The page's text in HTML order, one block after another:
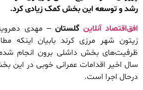
رشد و توسعه این بخش کمک زیادی کرد.
افق‌اقتصاد آنلاین گلستان – مهدی
زیتون شهر مرزی کرند بابیان اینکه
ظرفیت‌های بخش داشلی برون انجام
سال اخیر اقدامات عمرانی خوبی در این
درحال اجرا است.